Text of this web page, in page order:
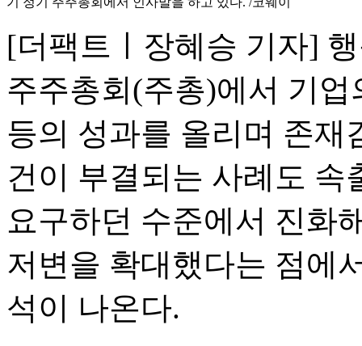
[더팩트ㅣ장혜승 기자]
주주총회(주총)에서 기
등의 성과를 올리며 존재
건이 부결되는 사례도 속
요구하던 수준에서 진화
저변을 확대했다는 점에
석이 나온다.